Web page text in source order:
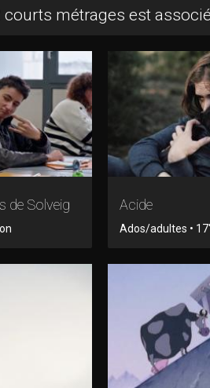
métrages est
de Solveig Acide
Ados/adultes •